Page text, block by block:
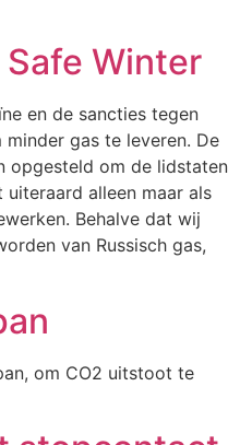
Safe Winter
en de sancties tegen
minder gas te leveren. De
opgesteld om de lidstaten
uiteraard alleen maar als
Behalve dat wij
van Russisch gas,
om CO2 uitstoot te